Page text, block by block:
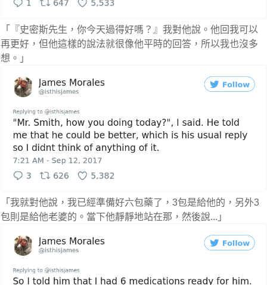
「『史密斯先生，你今天過得好嗎？』我對他說。他回我可以
再更好，但他這樣的說法就很像他平時的回答，所以我也沒多
想。」
「我就對他說，我已經準備好六包藥了，3包是給他的，另外3
包則是給他老婆的。當下他靜靜地站在那，然後說...」